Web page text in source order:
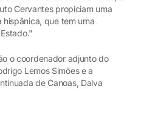
Cervantes propiciam uma
que tem uma
o coordenador adjunto do
Lemos Simões e a
de Canoas, Dalva